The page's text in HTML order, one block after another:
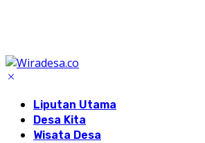
Liputan Utama
Desa Kita
Wisata Desa